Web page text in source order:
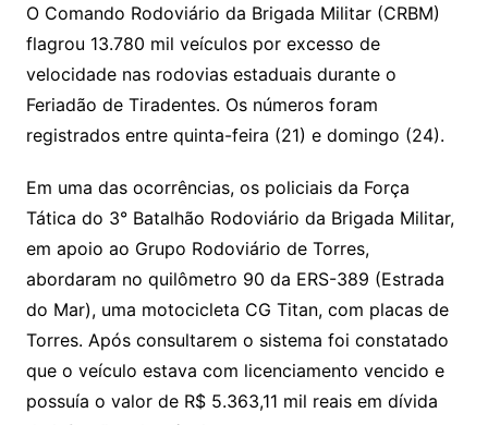
O Comando Rodoviário da Brigada Militar (CRBM)
flagrou 13.780 mil veículos por excesso de
velocidade nas rodovias estaduais durante o
Feriadão de Tiradentes. Os números foram
registrados entre quinta-feira (21) e domingo (24).
Em uma das ocorrências, os policiais da Força
Tática do 3° Batalhão Rodoviário da Brigada Militar,
em apoio ao Grupo Rodoviário de Torres,
abordaram no quilômetro 90 da ERS-389 (Estrada
do Mar), uma motocicleta CG Titan, com placas de
Torres. Após consultarem o sistema foi constatado
que o veículo estava com licenciamento vencido e
possuía o valor de R$ 5.363,11 mil reais em dívida